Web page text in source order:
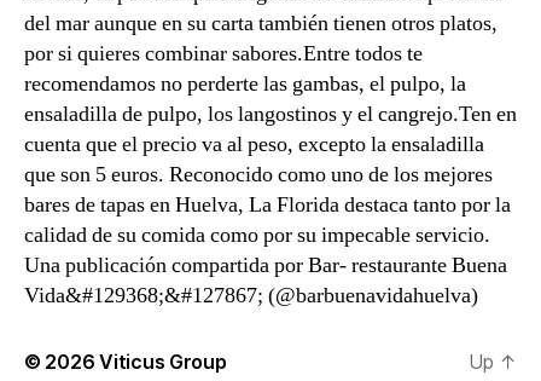
del mar aunque en su carta también tienen otros platos,
por si quieres combinar sabores.Entre todos te
recomendamos no perderte las gambas, el pulpo, la
ensaladilla de pulpo, los langostinos y el cangrejo.Ten en
cuenta que el precio va al peso, excepto la ensaladilla
que son 5 euros. Reconocido como uno de los mejores
bares de tapas en Huelva, La Florida destaca tanto por la
calidad de su comida como por su impecable servicio.
Una publicación compartida por Bar- restaurante Buena
Vida&#129368;&#127867; (@barbuenavidahuelva)
© 2026Viticus Group Up ↑